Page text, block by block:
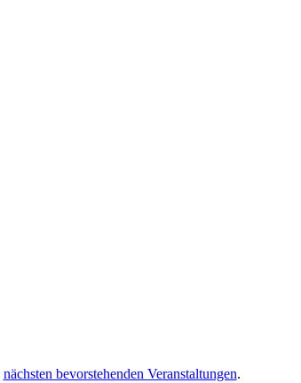
nächsten bevorstehenden Veranstaltungen.